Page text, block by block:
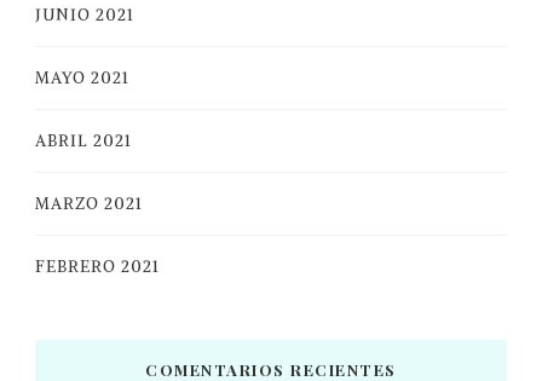
JUNIO 2021
MAYO 2021
ABRIL 2021
MARZO 2021
FEBRERO 2021
COMENTARIOS RECIENTES